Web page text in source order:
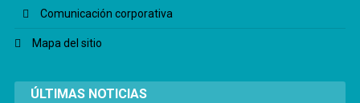
Comunicación corporativa
Mapa del sitio
ÚLTIMAS NOTICIAS